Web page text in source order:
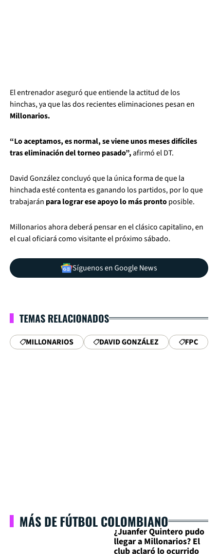
El entrenador aseguró que entiende la actitud de los
hinchas, ya que las dos recientes eliminaciones pesan en
Millonarios.
“Lo aceptamos, es normal, se viene unos meses difíciles
tras eliminación del torneo pasado”,afirmó el DT.
David González concluyó que la única forma de que la
hinchada esté contenta es ganando los partidos, por lo que
trabajarán para lograr ese apoyo lo más prontoposible.
Millonarios ahora deberá pensar en el clásico capitalino, en
el cual oficiará como visitante el próximo sábado.
Síguenos en Google News
TEMAS RELACIONADOS
MILLONARIOS DAVID GONZÁLEZ FPC
MÁS DE FÚTBOL COLOMBIANO
¿Juanfer Quintero pudo
llegar a Millonarios? El
club aclaró lo ocurrido